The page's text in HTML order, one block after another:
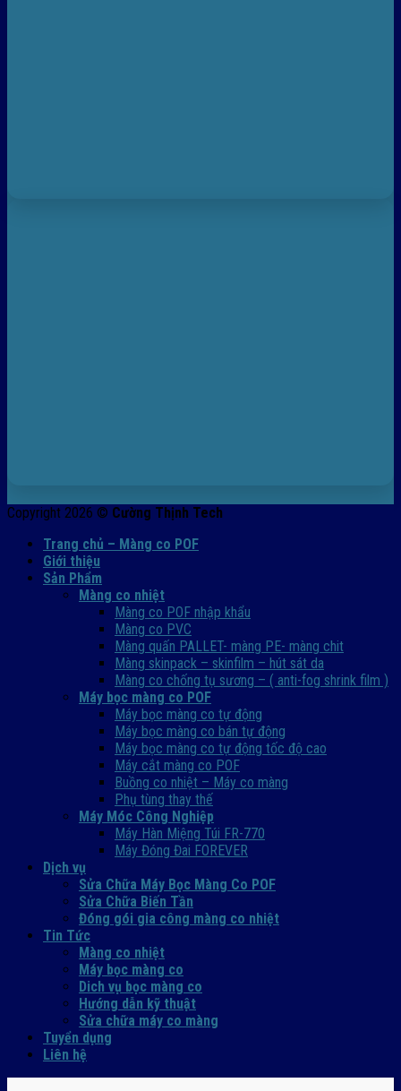
Copyright 2026 © Cường Thịnh Tech
Trang chủ – Màng co POF
Giới thiệu
Sản Phẩm
Màng co nhiệt
Màng co POF nhập khẩu
Màng co PVC
Màng quấn PALLET- màng PE- màng chit
Màng skinpack – skinfilm – hút sát da
Màng co chống tụ sương – ( anti-fog shrink film )
Máy bọc màng co POF
Máy bọc màng co tự động
Máy bọc màng co bán tự động
Máy bọc màng co tự động tốc độ cao
Máy cắt màng co POF
Buồng co nhiệt – Máy co màng
Phụ tùng thay thế
Máy Móc Công Nghiệp
Máy Hàn Miệng Túi FR-770
Máy Đóng Đai FOREVER
Dịch vụ
Sửa Chữa Máy Bọc Màng Co POF
Sửa Chữa Biến Tần
Đóng gói gia công màng co nhiệt
Tin Tức
Màng co nhiệt
Máy bọc màng co
Dich vụ bọc màng co
Hướng dẫn kỹ thuật
Sửa chữa máy co màng
Tuyển dụng
Liên hệ